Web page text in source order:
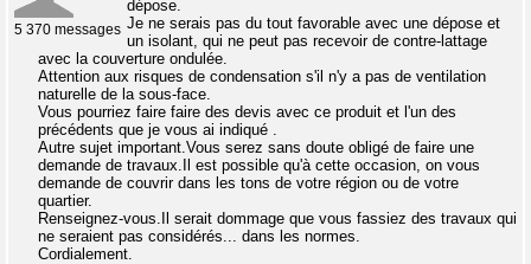
5 370 messages
dépose.
Je ne serais pas du tout favorable avec une dépose et
un isolant, qui ne peut pas recevoir de contre-lattage
avec la couverture ondulée.
Attention aux risques de condensation s'il n'y a pas de ventilation
naturelle de la sous-face.
Vous pourriez faire faire des devis avec ce produit et l'un des
précédents que je vous ai indiqué .
Autre sujet important.Vous serez sans doute obligé de faire une
demande de travaux.Il est possible qu'à cette occasion, on vous
demande de couvrir dans les tons de votre région ou de votre
quartier.
Renseignez-vous.Il serait dommage que vous fassiez des travaux qui
ne seraient pas considérés... dans les normes.
Cordialement.